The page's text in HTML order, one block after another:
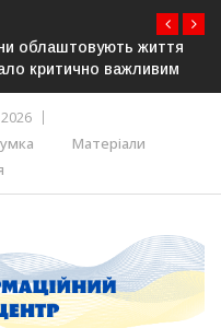
відбудуться акції на
агресії та ненависті
Матеріали